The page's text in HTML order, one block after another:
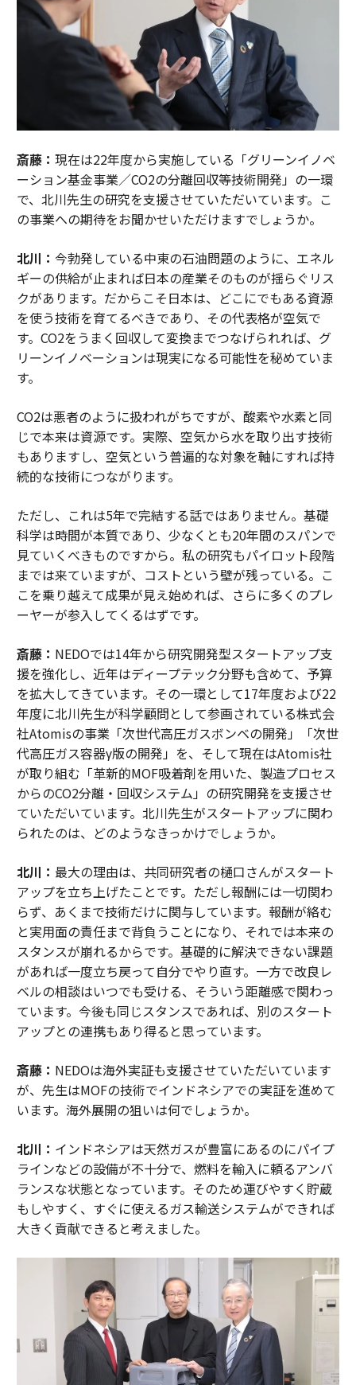
斎藤： 現在は22年度から実施している「グリーンイノベ
ーション基金事業／CO2の分離回収等技術開発」の一環
で、北川先生の研究を支援させていただいています。こ
の事業への期待をお聞かせいただけますでしょうか。
北川： 今勃発している中東の石油問題のように、エネル
ギーの供給が止まれば日本の産業そのものが揺らぐリス
クがあります。だからこそ日本は、どこにでもある資源
を使う技術を育てるべきであり、その代表格が空気で
す。CO2をうまく回収して変換までつなげられれば、グ
リーンイノベーションは現実になる可能性を秘めていま
す。
CO2は悪者のように扱われがちですが、酸素や水素と同
じで本来は資源です。実際、空気から水を取り出す技術
もありますし、空気という普遍的な対象を軸にすれば持
続的な技術につながります。
ただし、これは5年で完結する話ではありません。基礎
科学は時間が本質であり、少なくとも20年間のスパンで
見ていくべきものですから。私の研究もパイロット段階
までは来ていますが、コストという壁が残っている。こ
こを乗り越えて成果が見え始めれば、さらに多くのプレ
ーヤーが参入してくるはずです。
斎藤： NEDOでは14年から研究開発型スタートアップ支
援を強化し、近年はディープテック分野も含めて、予算
を拡大してきています。その一環として17年度および22
年度に北川先生が科学顧問として参画されている株式会
社Atomisの事業「次世代高圧ガスボンベの開発」「次世
代高圧ガス容器γ版の開発」を、そして現在はAtomis社
が取り組む「革新的MOF吸着剤を用いた、製造プロセス
からのCO2分離・回収システム」の研究開発を支援させ
ていただいています。北川先生がスタートアップに関わ
られたのは、どのようなきっかけでしょうか。
北川： 最大の理由は、共同研究者の樋口さんがスタート
アップを立ち上げたことです。ただし報酬には一切関わ
らず、あくまで技術だけに関与しています。報酬が絡む
と実用面の責任まで背負うことになり、それでは本来の
スタンスが崩れるからです。基礎的に解決できない課題
があれば一度立ち戻って自分でやり直す。一方で改良レ
ベルの相談はいつでも受ける、そういう距離感で関わっ
ています。今後も同じスタンスであれば、別のスタート
アップとの連携もあり得ると思っています。
斎藤： NEDOは海外実証も支援させていただいています
が、先生はMOFの技術でインドネシアでの実証を進めて
います。海外展開の狙いは何でしょうか。
北川： インドネシアは天然ガスが豊富にあるのにパイプ
ラインなどの設備が不十分で、燃料を輸入に頼るアンバ
ランスな状態となっています。そのため運びやすく貯蔵
もしやすく、すぐに使えるガス輸送システムができれば
大きく貢献できると考えました。